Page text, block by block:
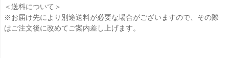
＜送料について＞
※お届け先により別途送料が必要な場合がございますので、その際
はご注文後に改めてご案内差し上げます。